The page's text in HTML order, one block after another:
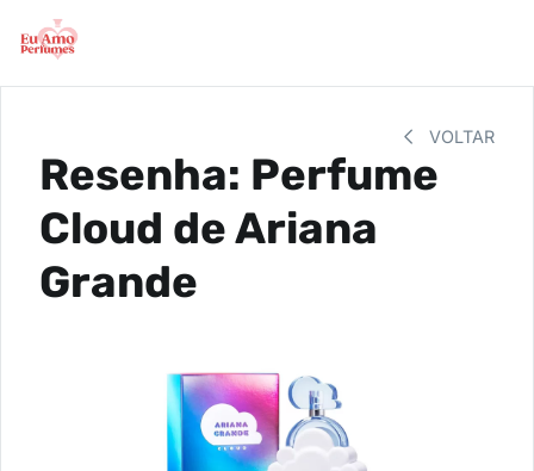
VOLTAR
Resenha: Perfume
Cloud de Ariana
Grande